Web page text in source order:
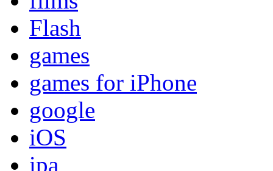
Flash
games
games for iPhone
google
iOS
ipa